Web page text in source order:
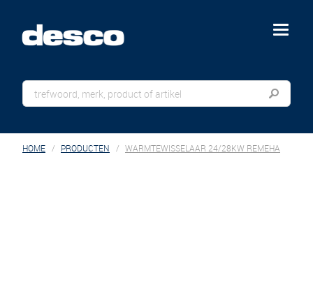
menu
HOME PRODUCTEN WARMTEWISSELAAR 24/28KW REMEHA